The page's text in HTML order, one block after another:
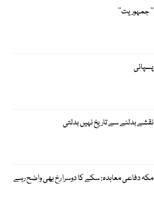
’’ جمہوریت‘‘
پسپائی
نقشے بدلنے سے تاریخ نہیں بدلتی
مکہ دفاعی معاہدہ: سکے کا دوسرا رخ بھی واضح رہے